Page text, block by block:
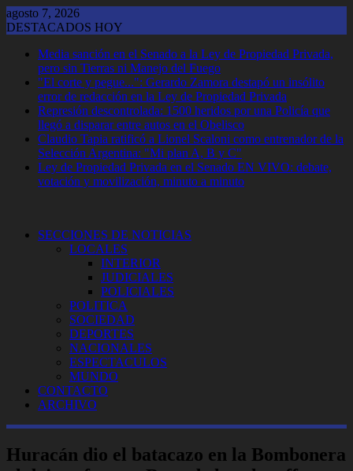
Saltar
al
agosto 7, 2026
DESTACADOS HOY
Media sanción en el Senado a la Ley de Propiedad Privada,
pero sin Tierras ni Manejo del Fuego
"El corte y pegue...": Gerardo Zamora destapó un insólito
error de redacción en la Ley de Propiedad Privada
Represión descontrolada: 1500 heridos por una Policía que
llegó a disparar entre autos en el Obelisco
Claudio Tapia ratificó a Lionel Scaloni como entrenador de la
Selección Argentina: "Mi plan A, B y C"
Ley de Propiedad Privada en el Senado EN VIVO: debate,
votación y movilización, minuto a minuto
SECCIONES DE NOTICIAS
LOCALES
INTERIOR
JUDICIALES
POLICIALES
POLITICA
SOCIEDAD
DEPORTES
NACIONALES
ESPECTACULOS
MUNDO
CONTACTO
ARCHIVO
Huracán dio el batacazo en la Bombonera